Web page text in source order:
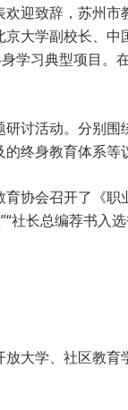
致辞，苏州市
大学副校长、
学习典型项目
活动。分别围
终身教育体系
会召开了《职
社长总编荐书入
学、社区教育